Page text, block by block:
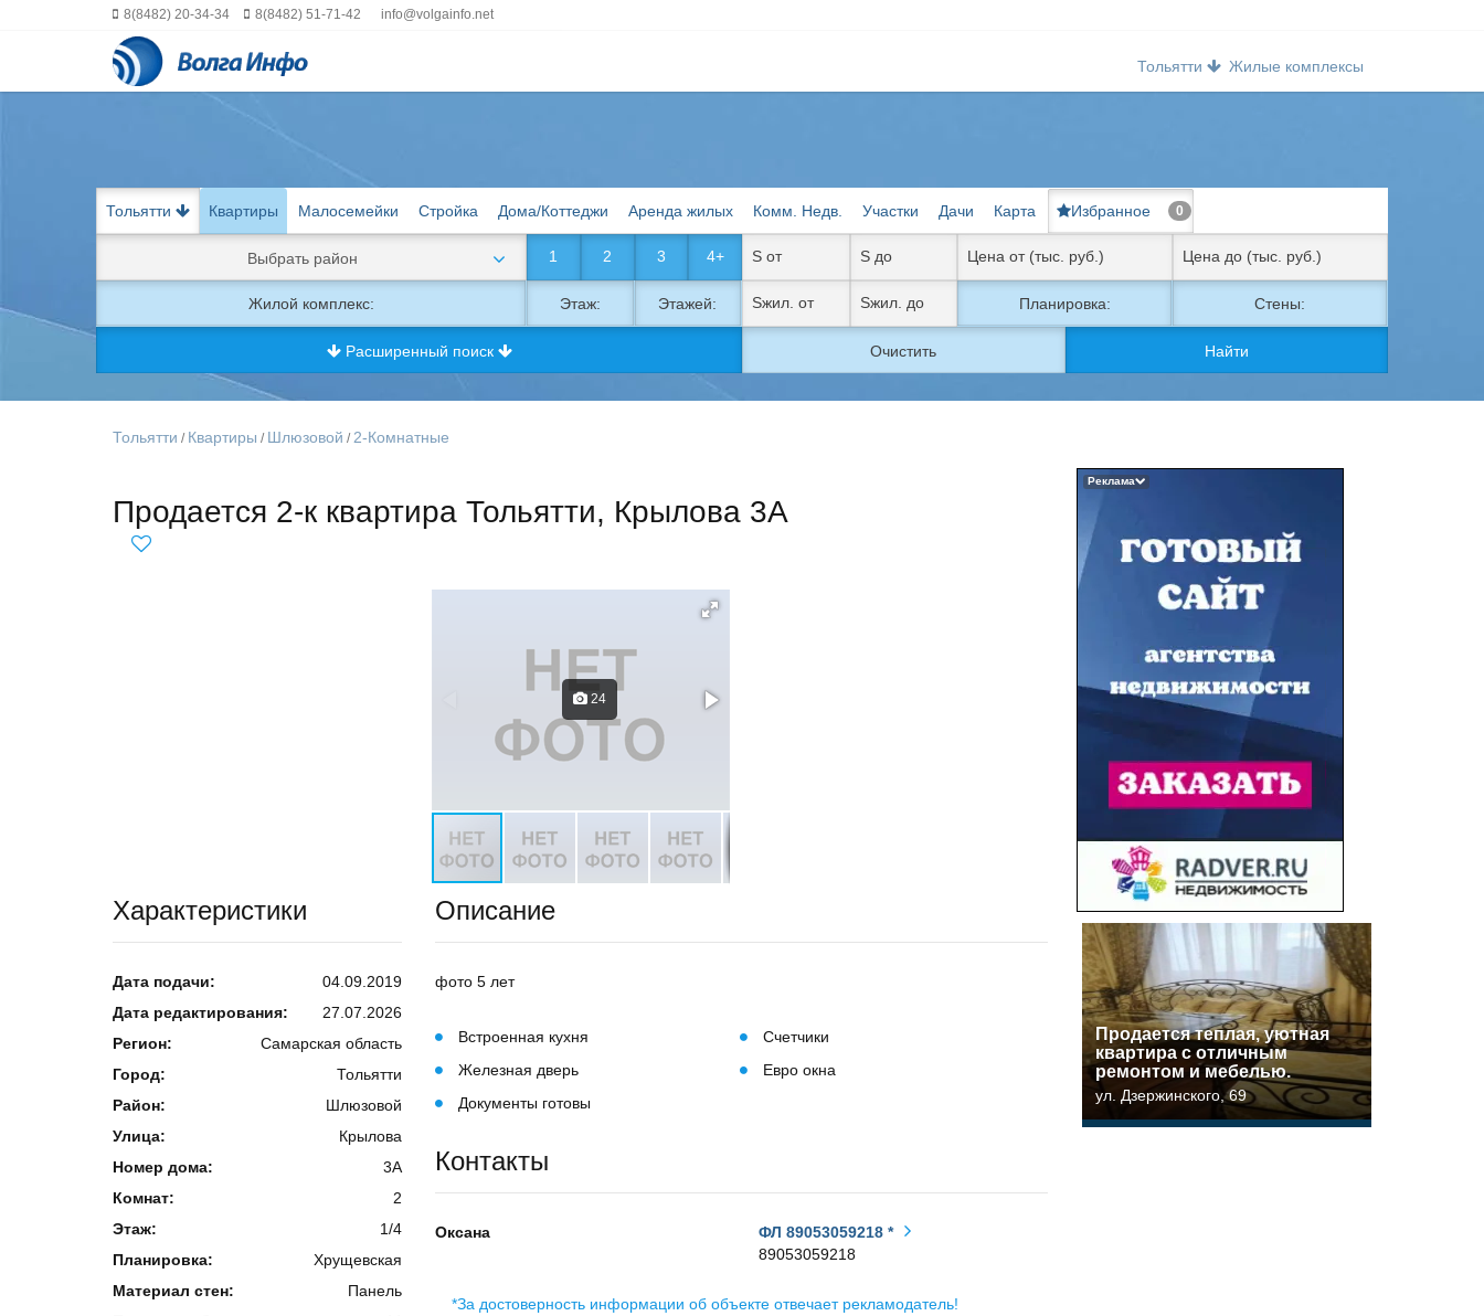
8(8482) 20-34-34 8(8482) 51-71-42 info@volgainfo.net
Тольятти Жилые комплексы
Тольятти Квартиры Малосемейки Стройка Дома/Коттеджи Аренда жилых Комм. Недв. Участки Дачи Карта Избранное 0
Выбрать район
Жилой комплекс:
1 2 3 4+
Этаж: Этажей: Планировка: Стены:
Расширенный поиск Очистить Найти
Тольятти / Квартиры / Шлюзовой / 2-Комнатные
Продается 2-к квартира Тольятти, Крылова 3А
24
Характеристики
Дата подачи:
04.09.2019
Дата редактирования:
27.07.2026
Регион:
Самарская область
Город:
Тольятти
Район:
Шлюзовой
Улица:
Крылова
Номер дома:
3А
Комнат:
2
Этаж:
1/4
Планировка:
Хрущевская
Материал стен:
Панель
Описание
фото 5 лет
Встроенная кухня
Счетчики
Железная дверь
Евро окна
Документы готовы
Контакты
Оксана
ФЛ 89053059218 *
89053059218
*За достоверность информации об объекте отвечает рекламодатель!
Реклама
Прoдaетcя тeплая, уютная
квартира c отличным
pемoнтом и мeбeлью.
ул. Дзержинского, 69